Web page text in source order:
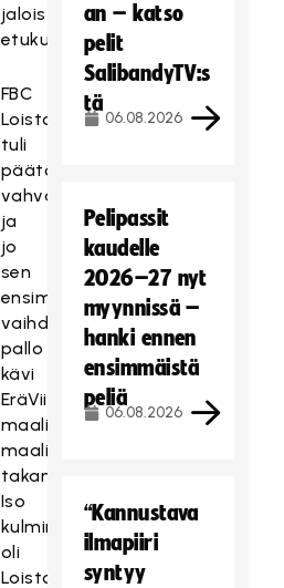
jaloista
etukulmaan.
FBC
Loisto
tuli
päätöserään
vahvasti,
ja
jo
sen
ensimmäisessä
vaihdossa
pallo
kävi
EräViikinkien
maaliviivalla
maalivahdin
takana.
Iso
kulminaatiopiste
oli
Loistolle
an – katso
pelit
SalibandyTV:s
tä
06.08.2026
Pelipassit
kaudelle
2026–27 nyt
myynnissä –
hanki ennen
ensimmäistä
peliä
06.08.2026
“Kannustava
ilmapiiri
syntyy